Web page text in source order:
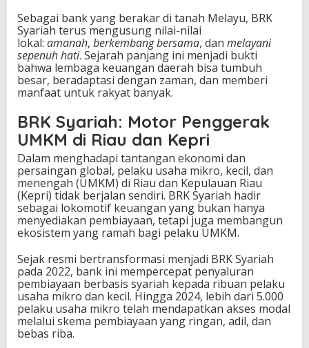
Sebagai bank yang berakar di tanah Melayu, BRK
Syariah terus mengusung nilai-nilai
lokal: amanah, berkembang bersama, dan melayani
sepenuh hati. Sejarah panjang ini menjadi bukti
bahwa lembaga keuangan daerah bisa tumbuh
besar, beradaptasi dengan zaman, dan memberi
manfaat untuk rakyat banyak.
BRK Syariah: Motor Penggerak
UMKM di Riau dan Kepri
Dalam menghadapi tantangan ekonomi dan
persaingan global, pelaku usaha mikro, kecil, dan
menengah (UMKM) di Riau dan Kepulauan Riau
(Kepri) tidak berjalan sendiri. BRK Syariah hadir
sebagai lokomotif keuangan yang bukan hanya
menyediakan pembiayaan, tetapi juga membangun
ekosistem yang ramah bagi pelaku UMKM.
Sejak resmi bertransformasi menjadi BRK Syariah
pada 2022, bank ini mempercepat penyaluran
pembiayaan berbasis syariah kepada ribuan pelaku
usaha mikro dan kecil. Hingga 2024, lebih dari 5.000
pelaku usaha mikro telah mendapatkan akses modal
melalui skema pembiayaan yang ringan, adil, dan
bebas riba.